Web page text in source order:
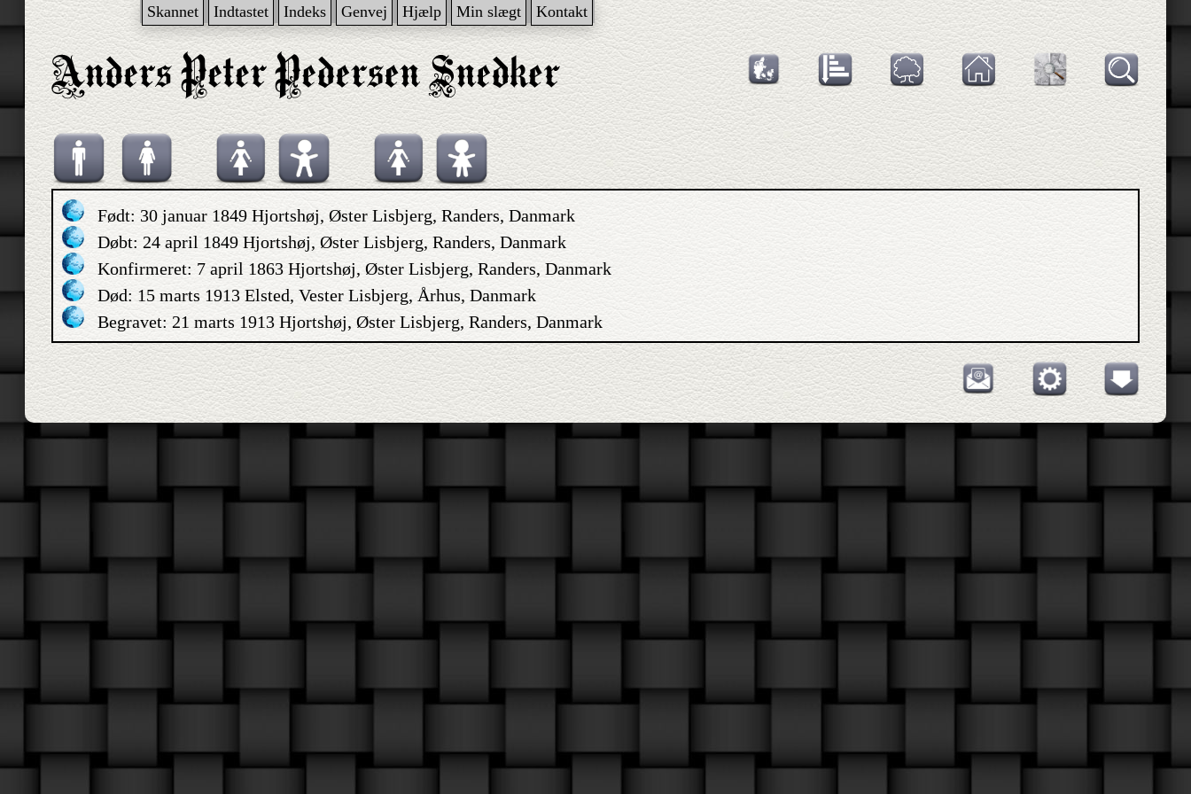
Skannet Indtastet Indeks Genvej Hjælp Min slægt Kontakt
Født: 30 januar 1849 Hjortshøj, Øster Lisbjerg, Randers, Danmark
Døbt: 24 april 1849 Hjortshøj, Øster Lisbjerg, Randers, Danmark
Konfirmeret: 7 april 1863 Hjortshøj, Øster Lisbjerg, Randers, Danmark
Død: 15 marts 1913 Elsted, Vester Lisbjerg, Århus, Danmark
Begravet: 21 marts 1913 Hjortshøj, Øster Lisbjerg, Randers, Danmark